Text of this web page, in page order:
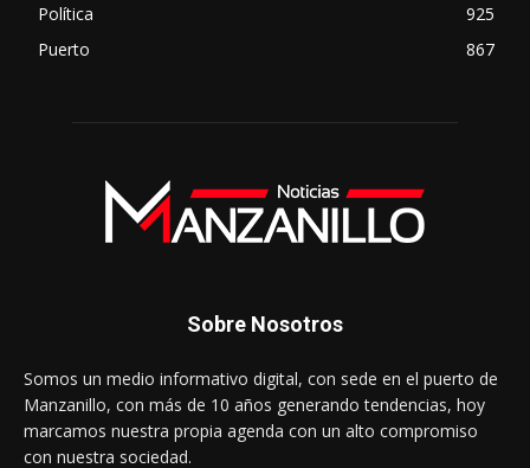
Política
925
Puerto
867
Sobre Nosotros
Somos un medio informativo digital, con sede en el puerto de
Manzanillo, con más de 10 años generando tendencias, hoy
marcamos nuestra propia agenda con un alto compromiso
con nuestra sociedad.